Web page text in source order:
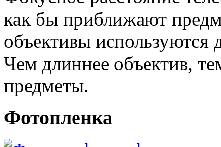
как бы приближают
объективы
Чем длиннее объектив,
предметы.
Фотопленка